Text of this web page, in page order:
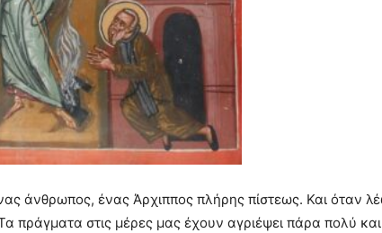
άνθρωπος, ένας Άρχιππος πλήρης πίστεως. Και όταν
πράγματα στις μέρες μας έχουν αγριέψει πάρα πολύ και